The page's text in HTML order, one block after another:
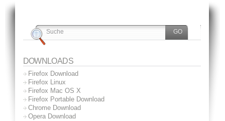
DOWNLOADS
Firefox Download
Firefox Linux
Firefox Mac OS X
Firefox Portable Download
Chrome Download
Opera Download